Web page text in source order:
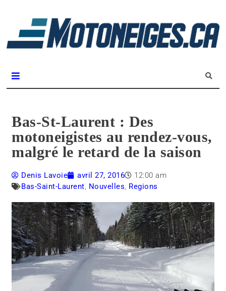
Bas-St-Laurent : Des
motoneigistes au rendez-vous,
malgré le retard de la saison
Denis Lavoie avril 27, 2016
12:00 am
Bas-Saint-Laurent, Nouvelles, Regions